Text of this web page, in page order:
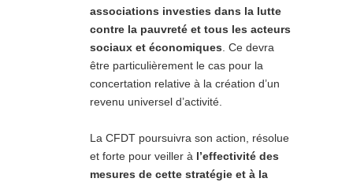
associations investies dans la lutte
contre la pauvreté et tous les acteurs
sociaux et économiques . Ce devra
être particulièrement le cas pour la
concertation relative à la création d’un
revenu universel d’activité.
La CFDT poursuivra son action, résolue
et forte pour veiller à l’effectivité des
mesures de cette stratégie et à la